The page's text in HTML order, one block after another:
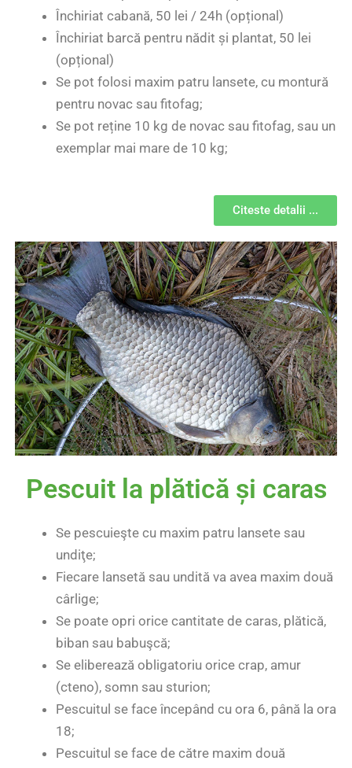
Închiriat cabană, 50 lei / 24h (opțional)
Închiriat barcă pentru nădit și plantat, 50 lei
(opțional)
Se pot folosi maxim patru lansete, cu montură
pentru novac sau fitofag;
Se pot reține 10 kg de novac sau fitofag, sau un
exemplar mai mare de 10 kg;
Citeste detalii ...
Pescuit la plătică și caras
Se pescuieşte cu maxim patru lansete sau
undiţe;
Fiecare lansetă sau undită va avea maxim două
cârlige;
Se poate opri orice cantitate de caras, plătică,
biban sau babuşcă;
Se eliberează obligatoriu orice crap, amur
(cteno), somn sau sturion;
Pescuitul se face începând cu ora 6, până la ora
18;
Pescuitul se face de către maxim două